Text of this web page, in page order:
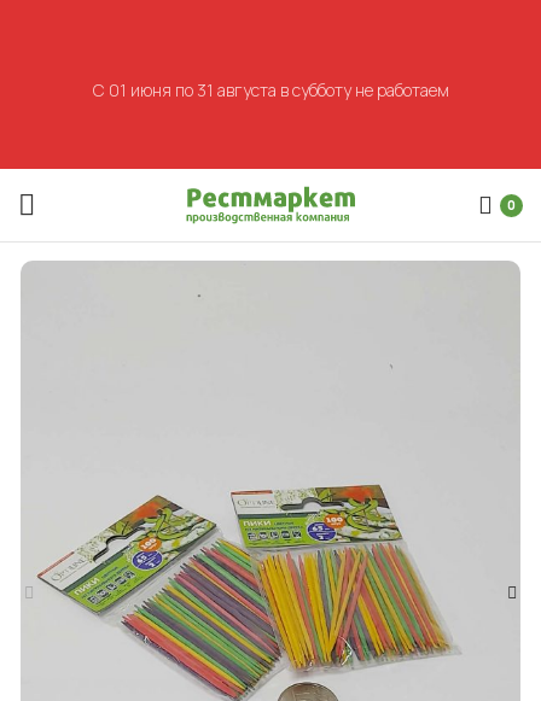
0
С 01 июня по 31 августа в субботу не работаем